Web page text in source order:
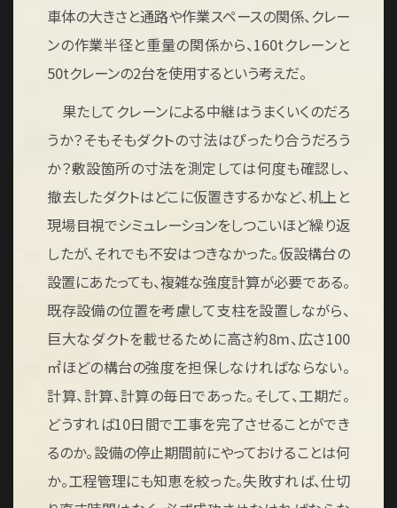
車体の大きさと通路や作業スペースの関係、クレー
ンの作業半径と重量の関係から、160tクレーンと
50tクレーンの2台を使用するという考えだ。
果たしてクレーンによる中継はうまくいくのだろ
うか？そもそもダクトの寸法はぴったり合うだろう
か？敷設箇所の寸法を測定しては何度も確認し、
撤去したダクトはどこに仮置きするかなど、机上と
現場目視でシミュレーションをしつこいほど繰り返
したが、それでも不安はつきなかった。仮設構台の
設置にあたっても、複雑な強度計算が必要である。
既存設備の位置を考慮して支柱を設置しながら、
巨大なダクトを載せるために高さ約8m、広さ100
㎡ほどの構台の強度を担保しなければならない。
計算、計算、計算の毎日であった。そして、工期だ。
どうすれば10日間で工事を完了させることができ
るのか。設備の停止期間前にやっておけることは何
か。工程管理にも知恵を絞った。失敗すれば、仕切